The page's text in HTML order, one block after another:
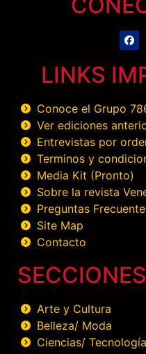
LINKS
Conoce el Grupo
Ver ediciones
Entrevistas por
Terminos y
Media Kit (Pronto)
Sobre la revista
Preguntas
Site Map
Contacto
Arte y Cultura
Belleza/ Moda
Ciencias/ Tecnología